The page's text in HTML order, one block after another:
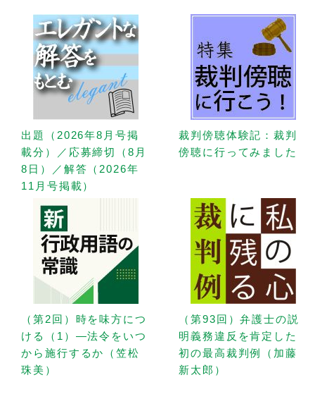
出題（2026年8月号掲
載分）／応募締切（8月
8日）／解答（2026年
11月号掲載）
裁判傍聴体験記：裁判
傍聴に行ってみました
（第2回）時を味方につ
ける（1）—法令をいつ
から施行するか（笠松
珠美）
（第93回）弁護士の説
明義務違反を肯定した
初の最高裁判例（加藤
新太郎）